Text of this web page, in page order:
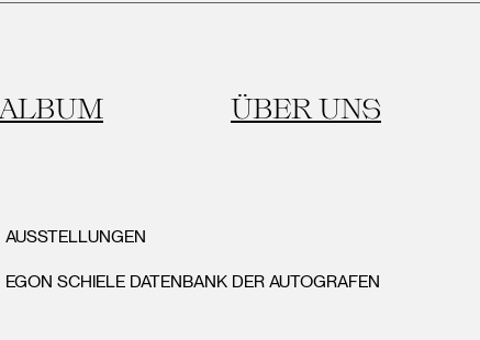
ALBUM ÜBER UNS
AUSSTELLUNGEN
EGON SCHIELE DATENBANK DER AUTOGRAFEN